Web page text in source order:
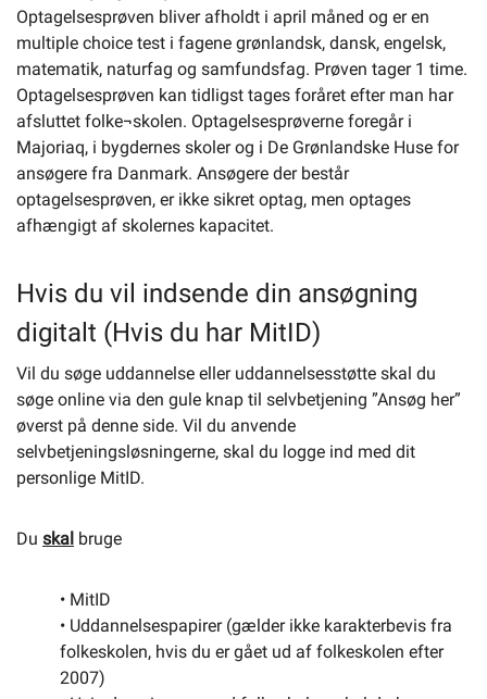
Optagelsesprøven bliver afholdt i april måned og er en
multiple choice test i fagene grønlandsk, dansk, engelsk,
matematik, naturfag og samfundsfag. Prøven tager 1 time.
Optagelsesprøven kan tidligst tages foråret efter man har
afsluttet folke¬skolen. Optagelsesprøverne foregår i
Majoriaq, i bygdernes skoler og i De Grønlandske Huse for
ansøgere fra Danmark. Ansøgere der består
optagelsesprøven, er ikke sikret optag, men optages
afhængigt af skolernes kapacitet.
Hvis du vil indsende din ansøgning
digitalt (Hvis du har MitID)
Vil du søge uddannelse eller uddannelsesstøtte skal du
søge online via den gule knap til selvbetjening ”Ansøg her”
øverst på denne side. Vil du anvende
selvbetjeningsløsningerne, skal du logge ind med dit
personlige MitID.
Du skal bruge
• MitID
• Uddannelsespapirer (gælder ikke karakterbevis fra
folkeskolen, hvis du er gået ud af folkeskolen efter
2007)